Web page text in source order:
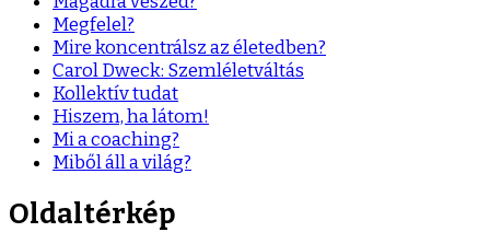
Megfelel?
Mire koncentrálsz az életedben?
Carol Dweck: Szemléletváltás
Kollektív tudat
Hiszem, ha látom!
Mi a coaching?
Miből áll a világ?
Oldaltérkép